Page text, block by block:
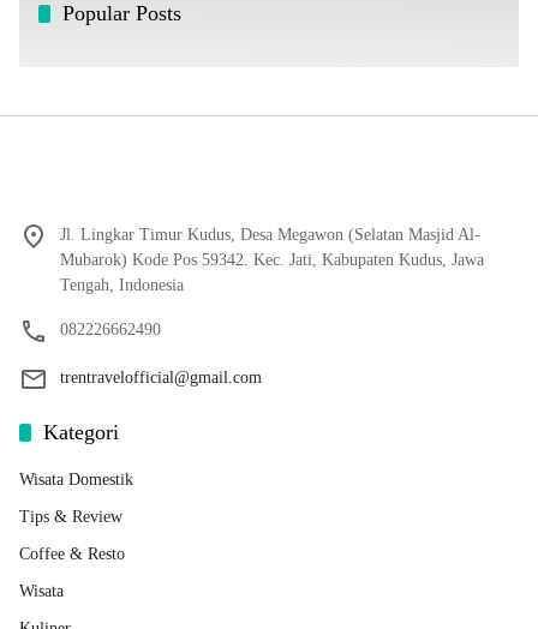
Popular Posts
Jl. Lingkar Timur Kudus, Desa Megawon (Selatan Masjid Al-
Mubarok) Kode Pos 59342. Kec. Jati, Kabupaten Kudus, Jawa
Tengah, Indonesia
082226662490
trentravelofficial@gmail.com
Kategori
Wisata Domestik
Tips & Review
Coffee & Resto
Wisata